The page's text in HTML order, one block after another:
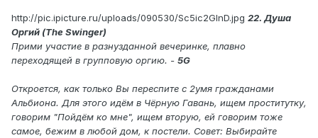
http://pic.ipicture.ru/uploads/090530/Sc5ic2GInD.jpg 22. Душа
Оргий (The Swinger)
Прими участие в разнузданной вечеринке, плавно
переходящей в групповую оргию. - 5G
Откроется, как только Вы переспите с 2умя гражданами
Альбиона. Для этого идём в Чёрную Гавань, ищем проститутку,
говорим "Пойдём ко мне", ищем вторую, ей говорим тоже
самое, бежим в любой дом, к постели. Совет: Выбирайте